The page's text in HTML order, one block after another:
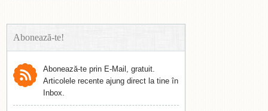
Abonează-te!
Abonează-te prin E-Mail, gratuit.
Articolele recente ajung direct la tine în
Inbox.